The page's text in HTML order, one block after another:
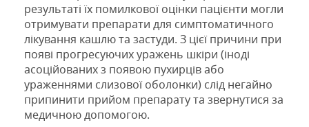
результаті їх помилкової оцінки пацієнти могли
отримувати препарати для симптоматичного
лікування кашлю та застуди. З цієї причини при
появі прогресуючихуражень шкіри (іноді
асоційованих з появою пухирців або
ураженнями слизової оболонки) слід негайно
припинити прийом препарату та звернутися за
медичною допомогою.